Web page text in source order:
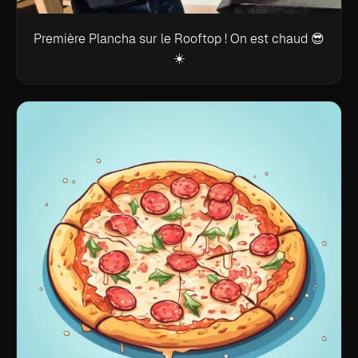
Première Plancha sur le Rooftop ! On est chaud 😎
☀️